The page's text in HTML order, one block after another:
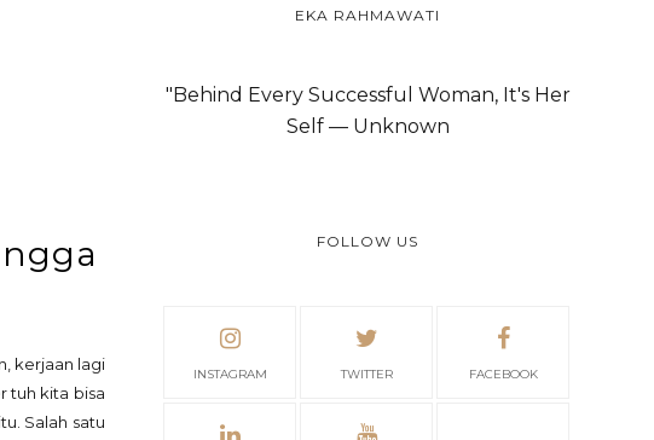
kerjaan lagi
tuh kita bisa
Salah satu
EKA RAHMAWATI
"Behind Every Successful Woman, It's Her
Self — Unknown
FOLLOW US
INSTAGRAM TWITTER FACEBOOK